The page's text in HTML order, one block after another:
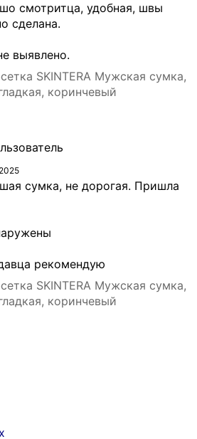
смотритца, удобная, швы
сделана.
выявлено.
SKINTERA Мужская сумка,
коринчевый
сумка, не дорогая. Пришла
рекомендую
SKINTERA Мужская сумка,
коринчевый